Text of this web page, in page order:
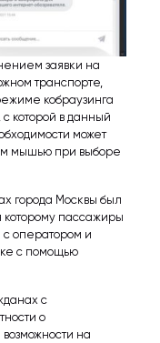
заявки на
транспорте,
кобраузинга
которой в данный
может
мышью при выборе
города Москвы был
которому пассажиры
оператором и
с помощью
с
о
на